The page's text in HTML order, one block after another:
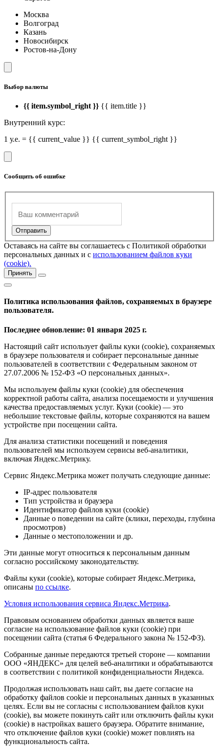
Москва
Волгоград
Казань
Новосибирск
Ростов-на-Дону
Выбор валюты
{{ item.symbol_right }} {{ item.title }}
Внутренний курс:
1 у.е. = {{ current_value }} {{ current_symbol_right }}
Сообщить об ошибке
Оставаясь на сайте вы соглашаетесь с Политикой обработки
персональных данных и с использованием файлов куки
(cookie).
Принять
Политика использования файлов, сохраняемых в браузере
пользователя.
Последнее обновление: 01 января 2025 г.
Настоящий сайт использует файлы куки (cookie), сохраняемых
в браузере пользователя и собирает персональные данные
пользователей в соответствии с Федеральным законом от
27.07.2006 № 152-ФЗ «О персональных данных».
Мы используем файлы куки (cookie) для обеспечения
корректной работы сайта, анализа посещаемости и улучшения
качества предоставляемых услуг. Куки (cookie) — это
небольшие текстовые файлы, которые сохраняются на вашем
устройстве при посещении сайта.
Для анализа статистики посещений и поведения
пользователей мы используем сервисы веб-аналитики,
включая Яндекс.Метрику.
Сервис Яндекс.Метрика может получать следующие данные:
IP-адрес пользователя
Тип устройства и браузера
Идентификатор файлов куки (cookie)
Данные о поведении на сайте (клики, переходы, глубина
просмотров)
Данные о местоположении и др.
Эти данные могут относиться к персональным данным
согласно российскому законодательству.
Файлы куки (cookie), которые собирает Яндекс.Метрика,
описаны по ссылке.
Условия использования сервиса Яндекс.Метрика.
Правовым основанием обработки данных является ваше
согласие на использование файлов куки (cookie) при
посещении сайта (статья 6 Федерального закона № 152-ФЗ).
Собранные данные передаются третьей стороне — компании
ООО «ЯНДЕКС» для целей веб-аналитики и обрабатываются
в соответствии с политикой конфиденциальности Яндекса.
Продолжая использовать наш сайт, вы даете согласие на
обработку файлов cookie и персональных данных в указанных
целях. Если вы не согласны с использованием файлов куки
(cookie), вы можете покинуть сайт или отключить файлы куки
(cookie) в настройках вашего браузера. Обратите внимание,
что отключение файлов куки (cookie) может повлиять на
функциональность сайта.